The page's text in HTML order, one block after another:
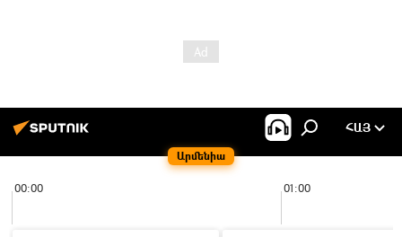
Արմենիա
ՀԱՅ
00:00 01:00